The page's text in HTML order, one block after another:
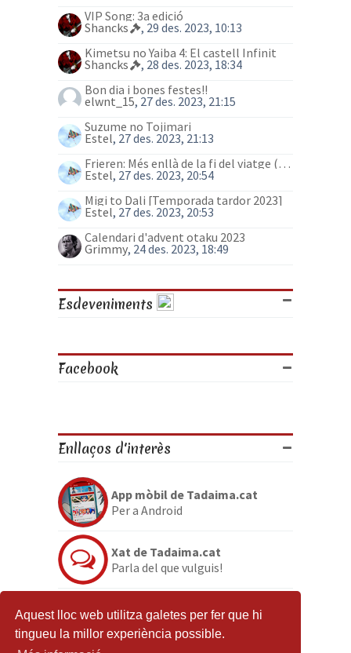
Aquest lloc web utilitza galetes per fer que hi
tingueu la millor experiència possible.
VIP Song: 3a edició
Shancks
, 29 des. 2023, 10:13
Kimetsu no Yaiba 4: El castell Infinit
Shancks
, 28 des. 2023, 18:34
Bon dia i bones festes!!
elwnt_15, 27 des. 2023, 21:15
Suzume no Tojimari
Estel, 27 des. 2023, 21:13
Frieren: Més enllà de la fi del viatge (anime)
Estel, 27 des. 2023, 20:54
Migi to Dali [Temporada tardor 2023]
Estel, 27 des. 2023, 20:53
Calendari d'advent otaku 2023
Grimmy, 24 des. 2023, 18:49
Esdeveniments
Facebook
Enllaços d'interès
App mòbil de Tadaima.cat
Per a Android
Xat de Tadaima.cat
Parla del que vulguis!
Discord de Tadaima.cat
Per si no en tenies prou